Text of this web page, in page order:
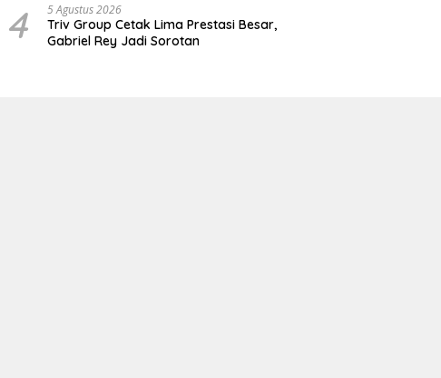
Surabaya
4 5 Agustus 2026
Triv Group Cetak Lima Prestasi Besar,
Gabriel Rey Jadi Sorotan